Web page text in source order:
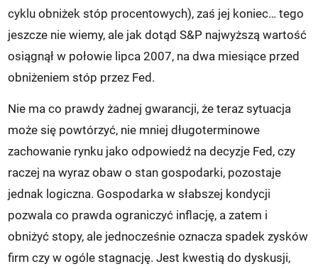
cyklu obniżek stóp procentowych), zaś jej koniec… tego
jeszcze nie wiemy, ale jak dotąd S&P najwyższą wartość
osiągnął w połowie lipca 2007, na dwa miesiące przed
obniżeniem stóp przez Fed.
Nie ma co prawdy żadnej gwarancji, że teraz sytuacja
może się powtórzyć, nie mniej długoterminowe
zachowanie rynku jako odpowiedź na decyzje Fed, czy
raczej na wyraz obaw o stan gospodarki, pozostaje
jednak logiczna. Gospodarka w słabszej kondycji
pozwala co prawda ograniczyć inflację, a zatem i
obniżyć stopy, ale jednocześnie oznacza spadek zysków
firm czy w ogóle stagnację. Jest kwestią do dyskusji,